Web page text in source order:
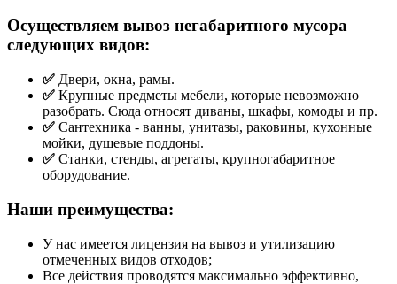
Осуществляем вывоз негабаритного мусора
следующих видов:
✅ Двери, окна, рамы.
✅ Крупные предметы мебели, которые невозможно
разобрать. Сюда относят диваны, шкафы, комоды и пр.
✅ Сантехника - ванны, унитазы, раковины, кухонные
мойки, душевые поддоны.
✅ Станки, стенды, агрегаты, крупногабаритное
оборудование.
Наши преимущества:
У нас имеется лицензия на вывоз и утилизацию
отмеченных видов отходов;
Все действия проводятся максимально эффективно,